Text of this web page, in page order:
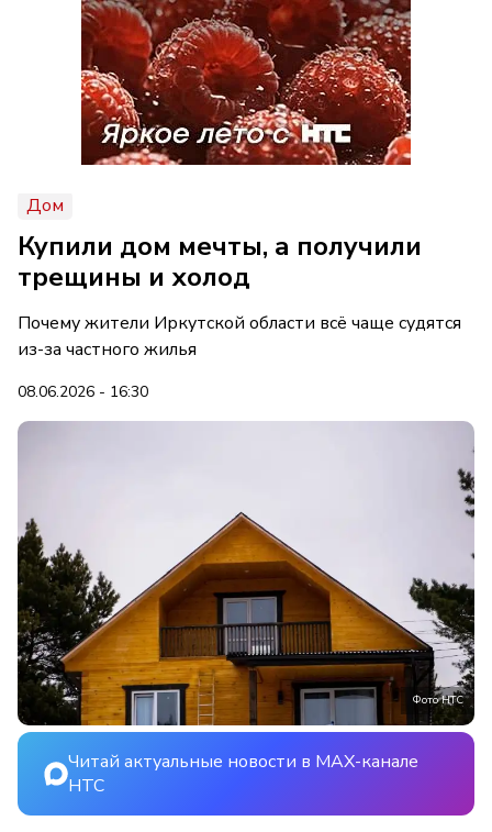
Дом
Купили дом мечты, а получили
трещины и холод
Почему жители Иркутской области всё чаще судятся
из-за частного жилья
08.06.2026 - 16:30
Фото НТС
Читай актуальные новости в MAX-канале
НТС